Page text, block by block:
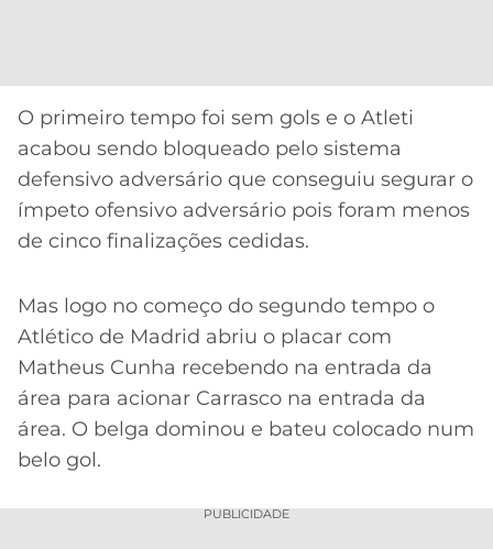
ATLÉTICO
MG
CRUZEIRO
O primeiro tempo foi sem gols e o Atleti
acabou sendo bloqueado pelo sistema
defensivo adversário que conseguiu segurar o
ímpeto ofensivo adversário pois foram menos
de cinco finalizações cedidas.
Mas logo no começo do segundo tempo o
Atlético de Madrid abriu o placar com
Matheus Cunha recebendo na entrada da
área para acionar Carrasco na entrada da
área. O belga dominou e bateu colocado num
belo gol.
PUBLICIDADE